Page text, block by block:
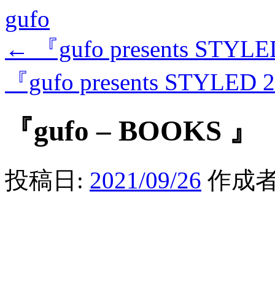
gufo
←
『gufo presents
『gufo presents STYLED
『gufo – BOOKS 』
投稿日: 2021/09/26 作成